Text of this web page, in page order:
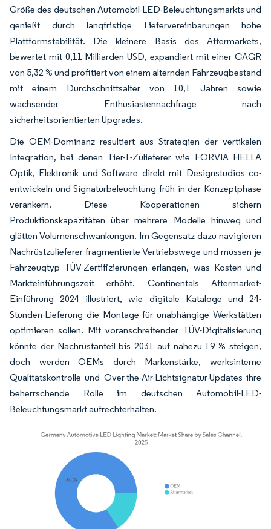
Größe des deutschen Automobil-LED-Beleuchtungsmarkts und
genießt durch langfristige Liefervereinbarungen hohe
Plattformstabilität. Die kleinere Basis des Aftermarkets,
bewertet mit 0,11 Milliarden USD, expandiert mit einer CAGR
von 5,32 % und profitiert von einem alternden Fahrzeugbestand
mit einem Durchschnittsalter von 10,1 Jahren sowie
wachsender Enthusiastennachfrage nach
sicherheitsorientierten Upgrades.
Die OEM-Dominanz resultiert aus Strategien der vertikalen
Integration, bei denen Tier-1-Zulieferer wie FORVIA HELLA
Optik, Elektronik und Software direkt mit Designstudios co-
entwickeln und Signaturbeleuchtung früh in der Konzeptphase
verankern. Diese Kooperationen sichern
Produktionskapazitäten über mehrere Modelle hinweg und
glätten Volumenschwankungen. Im Gegensatz dazu navigieren
Nachrüstzulieferer fragmentierte Vertriebswege und müssen je
Fahrzeugtyp TÜV-Zertifizierungen erlangen, was Kosten und
Markteinführungszeit erhöht. Continentals Aftermarket-
Einführung 2024 illustriert, wie digitale Kataloge und 24-
Stunden-Lieferung die Montage für unabhängige Werkstätten
optimieren sollen. Mit voranschreitender TÜV-Digitalisierung
könnte der Nachrüstanteil bis 2031 auf nahezu 19 % steigen,
doch werden OEMs durch Markenstärke, werksinterne
Qualitätskontrolle und Over-the-Air-Lichtsignatur-Updates ihre
beherrschende Rolle im deutschen Automobil-LED-
Beleuchtungsmarkt aufrechterhalten.